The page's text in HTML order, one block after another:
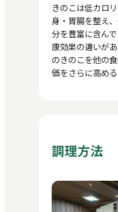
きのこは低カロ
身・胃腸を整え
分を豊富に含ん
康効果の違いが
のきのこを他の
価をさらに高め
調理方法